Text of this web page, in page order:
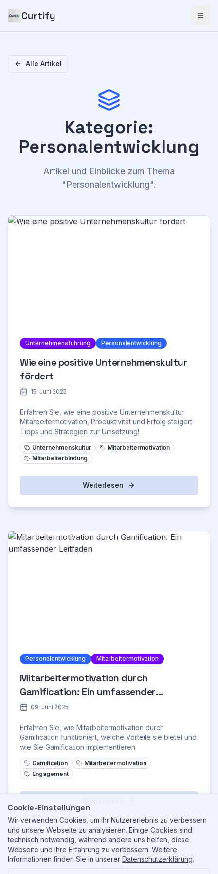
Curtify
Alle Artikel
Kategorie:
Personalentwicklung
Artikel und Einblicke zum Thema
"Personalentwicklung".
Unternehmensführung Personalentwicklung
Wie eine positive Unternehmenskultur
fördert
15. Juni 2025
Erfahren Sie, wie eine positive Unternehmenskultur
Mitarbeitermotivation, Produktivität und Erfolg steigert.
Tipps und Strategien zur Umsetzung!
Unternehmenskultur
Mitarbeitermotivation
Mitarbeiterbindung
Weiterlesen
Personalentwicklung Mitarbeitermotivation
Mitarbeitermotivation durch
Gamification: Ein umfassender
Leitfaden
09. Juni 2025
Erfahren Sie, wie Mitarbeitermotivation durch
Gamification funktioniert, welche Vorteile sie bietet und
wie Sie Gamification implementieren.
Gamification
Mitarbeitermotivation
Engagement
Curtify
Cookie-Einstellungen
Wir verwenden Cookies, um Ihr Nutzererlebnis zu verbessern
und unsere Webseite zu analysieren. Einige Cookies sind
technisch notwendig, während andere uns helfen, diese
Webseite und Ihre Erfahrung zu verbessern. Weitere
Informationen finden Sie in unserer Datenschutzerklärung.